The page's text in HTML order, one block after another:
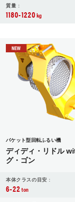
質量 :
1180-1220kg
バケット型回転ふるい機
ディディ・リドル
グ・ゴン
本体クラスの目安 :
6-22ton